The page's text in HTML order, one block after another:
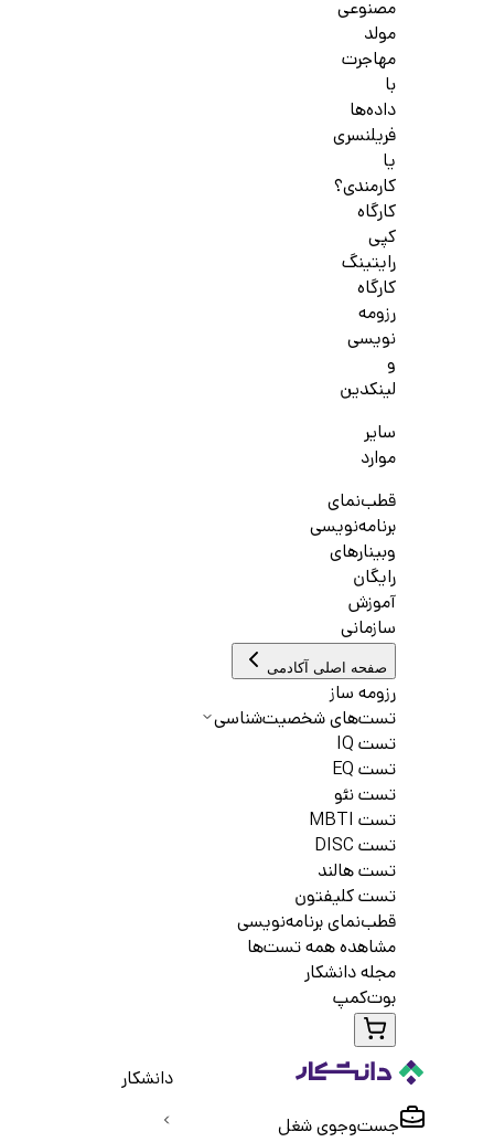
مصنوعی
مولد
مهاجرت
با
داده‌ها
فریلنسری
یا
کارمندی؟
کارگاه
کپی
رایتینگ
کارگاه
رزومه
نویسی
و
لینکدین
سایر
موارد
قطب‌نمای
برنامه‌نویسی
وبینارهای
رایگان
آموزش
سازمانی
صفحه اصلی آکادمی
رزومه ساز
تست‌های شخصیت‌شناسی
تست IQ
تست EQ
تست نئو
تست MBTI
تست DISC
تست هالند
تست کلیفتون
قطب‌نمای برنامه‌نویسی
مشاهده همه تست‌ها
مجله دانشکار
بوت‌کمپ
جست‌و‌جوی شغل
دانشکار